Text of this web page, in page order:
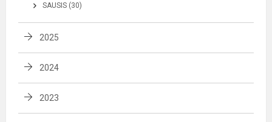
SAUSIS (30)
2025
2024
2023